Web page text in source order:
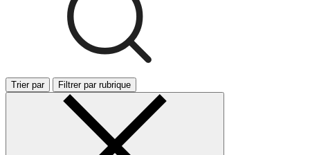
Trier par Filtrer par rubrique